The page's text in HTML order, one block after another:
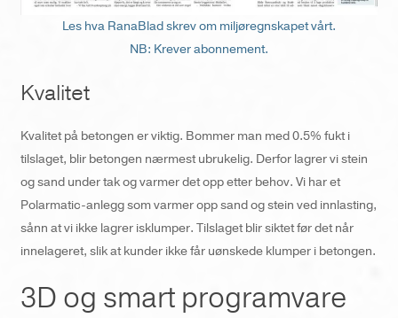
Les hva RanaBlad skrev om miljøregnskapet vårt.
NB: Krever abonnement.
Kvalitet
Kvalitet på betongen er viktig. Bommer man med 0.5% fukt i
tilslaget, blir betongen nærmest ubrukelig. Derfor lagrer vi stein
og sand under tak og varmer det opp etter behov. Vi har et
Polarmatic-anlegg som varmer opp sand og stein ved innlasting,
sånn at vi ikke lagrer isklumper. Tilslaget blir siktet før det når
innelageret, slik at kunder ikke får uønskede klumper i betongen.
3D og smart programvare